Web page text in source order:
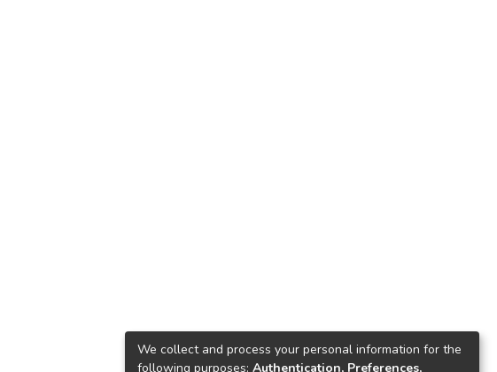
We collect and process your personal information for the
following purposes: Authentication, Preferences,